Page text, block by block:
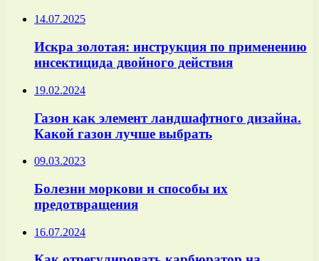
14.07.2025
Искра золотая: инструкция по применению
инсектицида двойного действия
19.02.2024
Газон как элемент ландшафтного дизайна.
Какой газон лучше выбрать
09.03.2023
Болезни моркови и способы их
предотвращения
16.07.2024